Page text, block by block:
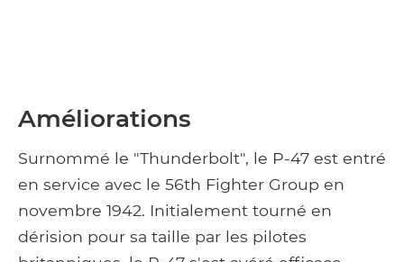
Améliorations
Surnommé le "Thunderbolt", le P-47 est entré
en service avec le 56th Fighter Group en
novembre 1942. Initialement tourné en
dérision pour sa taille par les pilotes